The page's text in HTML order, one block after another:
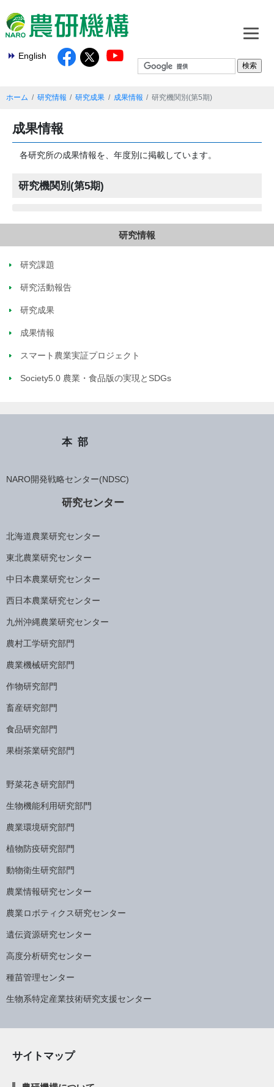
English
ホーム 研究情報 研究成果 成果情報 研究機関別(第5期)
成果情報
各研究所の成果情報を、年度別に掲載しています。
研究機関別(第5期)
研究情報
研究課題
研究活動報告
研究成果
成果情報
スマート農業実証プロジェクト
Society5.0 農業・食品版の実現とSDGs
本部
NARO開発戦略センター(NDSC)
研究センター
北海道農業研究センター
東北農業研究センター
中日本農業研究センター
西日本農業研究センター
九州沖縄農業研究センター
農村工学研究部門
農業機械研究部門
作物研究部門
畜産研究部門
食品研究部門
果樹茶業研究部門
野菜花き研究部門
生物機能利用研究部門
農業環境研究部門
植物防疫研究部門
動物衛生研究部門
農業情報研究センター
農業ロボティクス研究センター
遺伝資源研究センター
高度分析研究センター
種苗管理センター
生物系特定産業技術研究支援センター
サイトマップ